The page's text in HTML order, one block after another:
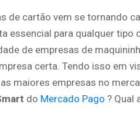
de cartão vem se tornando
essencial para qualquer tipo
de empresas de
certa. Tendo isso em
maiores empresas no
do Mercado Pago ? Qual